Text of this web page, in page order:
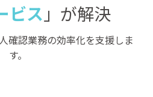
ビス 」が解決
確認業務の効率化を支援しま
す。